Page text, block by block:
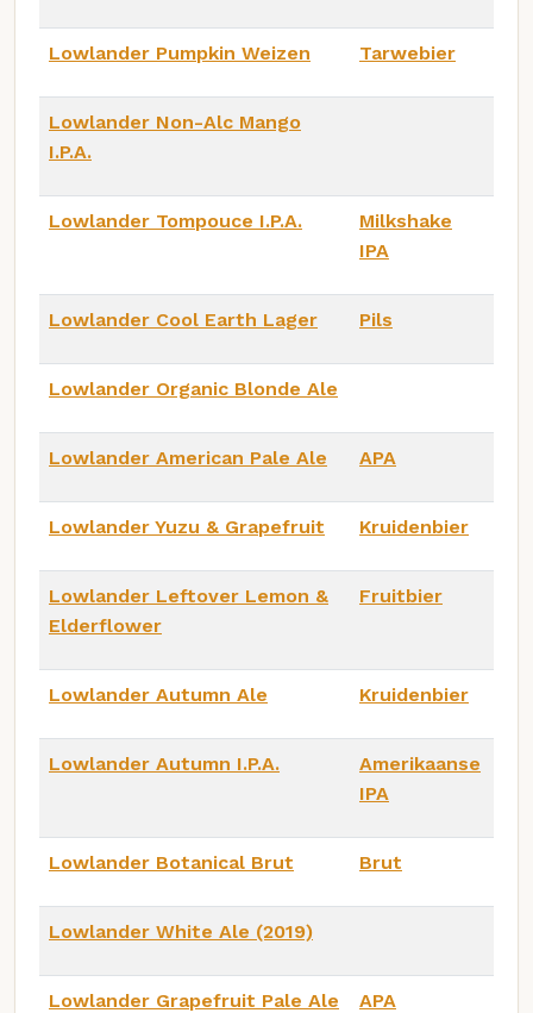
Lowlander Pumpkin Weizen Tarwebier
Lowlander Non-Alc Mango
I.P.A.
Lowlander Tompouce I.P.A.
Milkshake
IPA
Lowlander Cool Earth Lager Pils
Lowlander Organic Blonde Ale
Lowlander American Pale Ale APA
Lowlander Yuzu & Grapefruit Kruidenbier
Lowlander Leftover Lemon &
Elderflower
Fruitbier
Lowlander Autumn Ale Kruidenbier
Lowlander Autumn I.P.A.
Amerikaanse
IPA
Lowlander Botanical Brut Brut
Lowlander White Ale (2019)
Lowlander Grapefruit Pale Ale APA